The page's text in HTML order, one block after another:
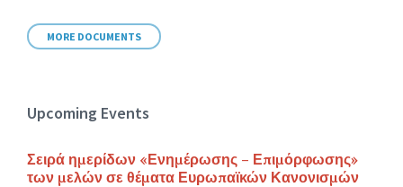
MORE DOCUMENTS
Upcoming Events
Σειρά ημερίδων «Ενημέρωσης – Επιμόρφωσης»
των μελών σε θέματα Ευρωπαϊκών Κανονισμών